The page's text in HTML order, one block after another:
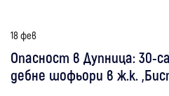
18 фев
Опасност в Дупница: 30-
дебне шофьори в ж.к.